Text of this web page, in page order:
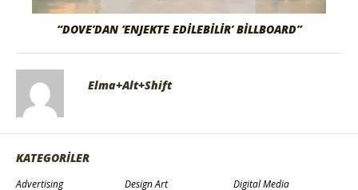
“DOVE’DAN ‘ENJEKTE EDILEBILIR’ BILLBOARD”
Elma+Alt+Shift
KATEGORİLER
Advertising Design Art Digital Media